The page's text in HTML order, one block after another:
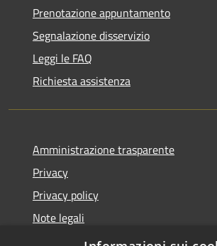
Prenotazione appuntamento
Segnalazione disservizio
Leggi le FAQ
Richiesta assistenza
Amministrazione trasparente
Privacy
Privacy policy
Note legali
Dichiarazione di accessibilità